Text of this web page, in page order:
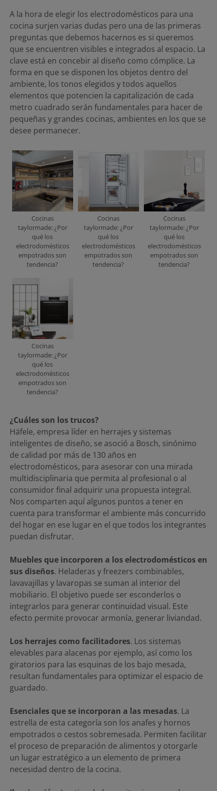
A la hora de elegir los electrodomésticos para una
cocina surjen varias dudas pero una de las primeras
preguntas que debemos hacernos es si queremos
que se encuentren visibles e integrados al espacio. La
clave está en concebir al diseño como cómplice. La
forma en que se disponen los objetos dentro del
ambiente, los tonos elegidos y todos aquellos
elementos que potencien la capitalización de cada
metro cuadrado serán fundamentales para hacer de
pequeñas y grandes cocinas, ambientes en los que se
desee permanecer.
Cocinas
taylormade: ¿Por
qué los
electrodomésticos
empotrados son
tendencia?
Cocinas
taylormade: ¿Por
qué los
electrodomésticos
empotrados son
tendencia?
Cocinas
taylormade: ¿Por
qué los
electrodomésticos
empotrados son
tendencia?
Cocinas
taylormade: ¿Por
qué los
electrodomésticos
empotrados son
tendencia?
¿Cuáles son los trucos?
Häfele, empresa líder en herrajes y sistemas
inteligentes de diseño, se asoció a Bosch, sinónimo
de calidad por más de 130 años en
electrodomésticos, para asesorar con una mirada
multidisciplinaria que permita al profesional o al
consumidor final adquirir una propuesta integral.
Nos comparten aquí algunos puntos a tener en
cuenta para transformar el ambiente más concurrido
del hogar en ese lugar en el que todos los integrantes
puedan disfrutar.
Muebles que incorporen a los electrodomésticos en
sus diseños. Heladeras y freezers combinables,
lavavajillas y lavaropas se suman al interior del
mobiliario. El objetivo puede ser esconderlos o
integrarlos para generar continuidad visual. Este
efecto permite provocar armonía, generar liviandad.
Los herrajes como facilitadores. Los sistemas
elevables para alacenas por ejemplo, así como los
giratorios para las esquinas de los bajo mesada,
resultan fundamentales para optimizar el espacio de
guardado.
Esenciales que se incorporan a las mesadas. La
estrella de esta categoría son los anafes y hornos
empotrados o cestos sobremesada. Permiten facilitar
el proceso de preparación de alimentos y otorgarle
un lugar estratégico a un elemento de primera
necesidad dentro de la cocina.